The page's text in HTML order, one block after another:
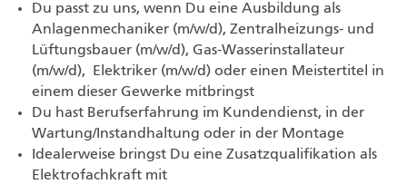
Du passt zu uns, wenn Du eine Ausbildung als
Anlagenmechaniker (m/w/d), Zentralheizungs- und
Lüftungsbauer (m/w/d), Gas-Wasserinstallateur
(m/w/d), Elektriker (m/w/d) oder einen Meistertitel in
einem dieser Gewerke mitbringst
Du hast Berufserfahrung im Kundendienst, in der
Wartung/Instandhaltung oder in der Montage
Idealerweise bringst Du eine Zusatzqualifikation als
Elektrofachkraft mit